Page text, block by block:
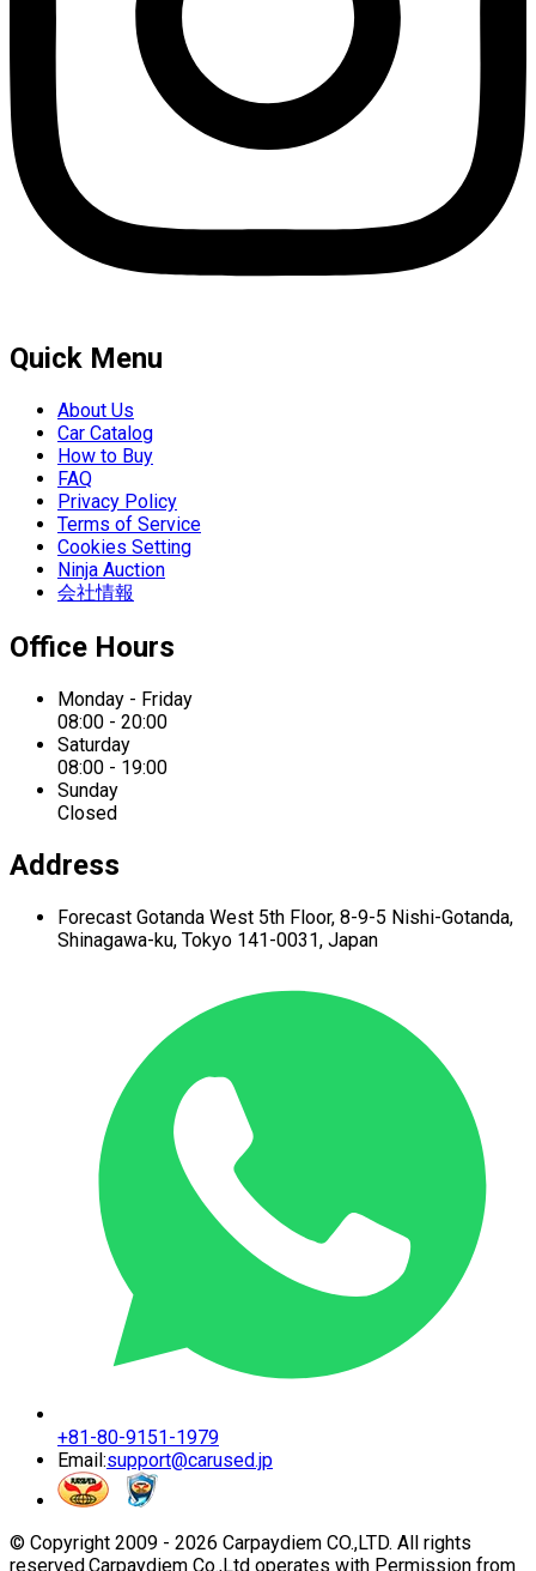
Quick Menu
About Us
Car Catalog
How to Buy
FAQ
Privacy Policy
Terms of Service
Cookies Setting
Ninja Auction
会社情報
Office Hours
Monday - Friday
08:00 - 20:00
Saturday
08:00 - 19:00
Sunday
Closed
Address
Forecast Gotanda West 5th Floor, 8-9-5 Nishi-Gotanda,
Shinagawa-ku, Tokyo 141-0031, Japan
+81-80-9151-1979
Email:support@carused.jp
© Copyright 2009 - 2026 Carpaydiem CO.,LTD. All rights
reserved.Carpaydiem Co.,Ltd operates with Permission from